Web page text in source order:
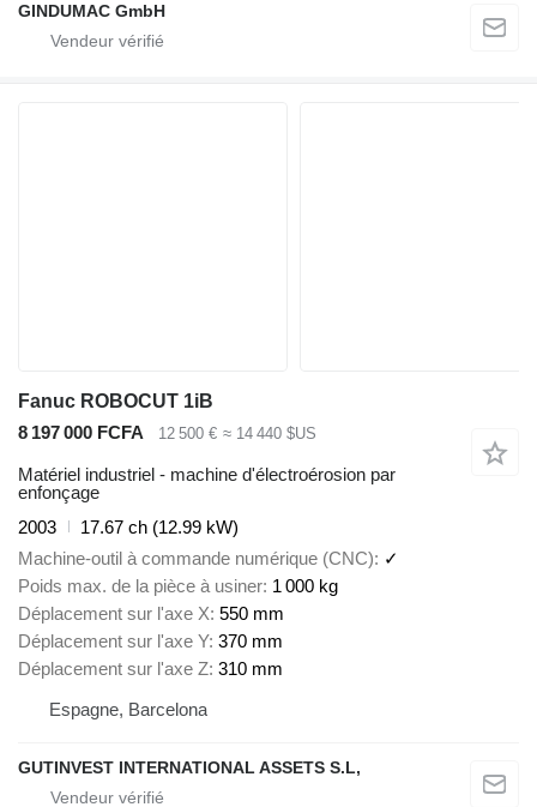
GINDUMAC GmbH
Fanuc ROBOCUT 1iB
8 197 000 FCFA
12 500 € ≈ 14 440 $US
Matériel industriel - machine d'électroérosion par
enfonçage
2003
17.67 ch (12.99 kW)
Machine-outil à commande numérique (CNC)
✓
Poids max. de la pièce à usiner 1 000 kg
Déplacement sur l'axe X 550 mm
Déplacement sur l'axe Y 370 mm
Déplacement sur l'axe Z 310 mm
Espagne, Barcelona
GUTINVEST INTERNATIONAL ASSETS S.L,